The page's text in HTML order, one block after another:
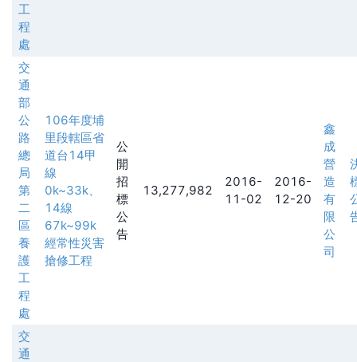
工
程
處
交
通
部
公
路
總
局
第
二
區
養
護
工
程
處
106年度埔
里段轄區省
道台14甲
線
0k~33k、
14線
67k~99k
經常性災害
搶修工程
公
開
招
標
公
告
13,277,982
2016-
11-02
2016-
12-20
鑫
成
營
造
有
限
公
司
交
通